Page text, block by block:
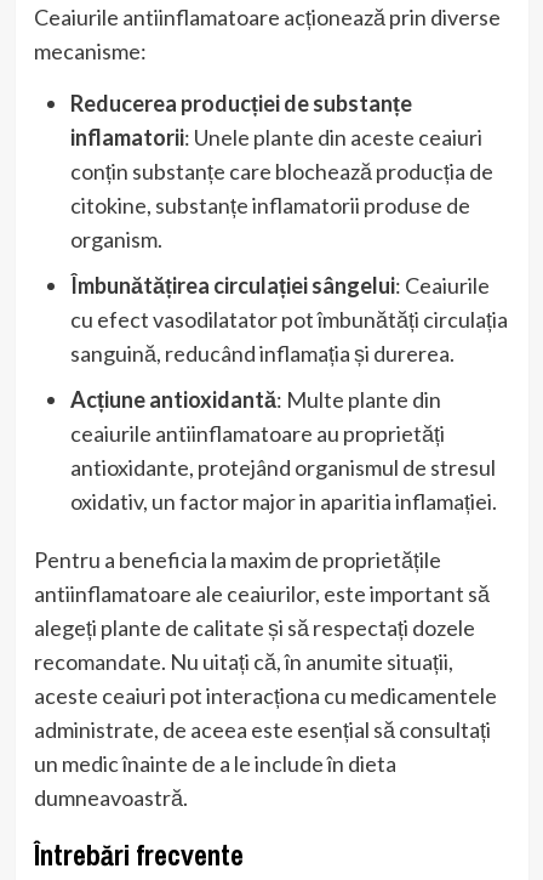
Ceaiurile antiinflamatoare acționează prin diverse
mecanisme:
Reducerea producției de substanțe
inflamatorii: Unele plante din aceste ceaiuri
conțin substanțe care blochează producția de
citokine, substanțe inflamatorii produse de
organism.
Îmbunătățirea circulației sângelui: Ceaiurile
cu efect vasodilatator pot îmbunătăți circulația
sanguină, reducând inflamația și durerea.
Acțiune antioxidantă: Multe plante din
ceaiurile antiinflamatoare au proprietăți
antioxidante, protejând organismul de stresul
oxidativ, un factor major in aparitia inflamației.
Pentru a beneficia la maxim de proprietățile
antiinflamatoare ale ceaiurilor, este important să
alegeți plante de calitate și să respectați dozele
recomandate. Nu uitați că, în anumite situații,
aceste ceaiuri pot interacționa cu medicamentele
administrate, de aceea este esențial să consultați
un medic înainte de a le include în dieta
dumneavoastră.
Întrebări frecvente